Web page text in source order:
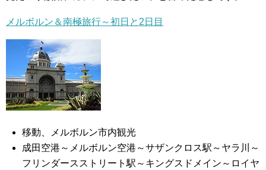
メルボルン＆南極旅行～初日と2日目
移動、メルボルン市内観光
成田空港～メルボルン空港～サザンクロス駅～ヤラ川～
フリンダースストリート駅～キングスドメイン～ロイヤ